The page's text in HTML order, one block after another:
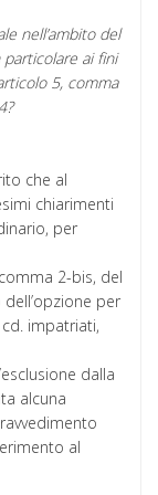
nell’ambito del
ai fini
5, comma
che al
chiarimenti
per
2-bis, del
dell’opzione per
impatriati,
dalla
alcuna
al